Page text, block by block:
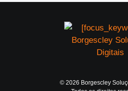
© 2026 Borgescley